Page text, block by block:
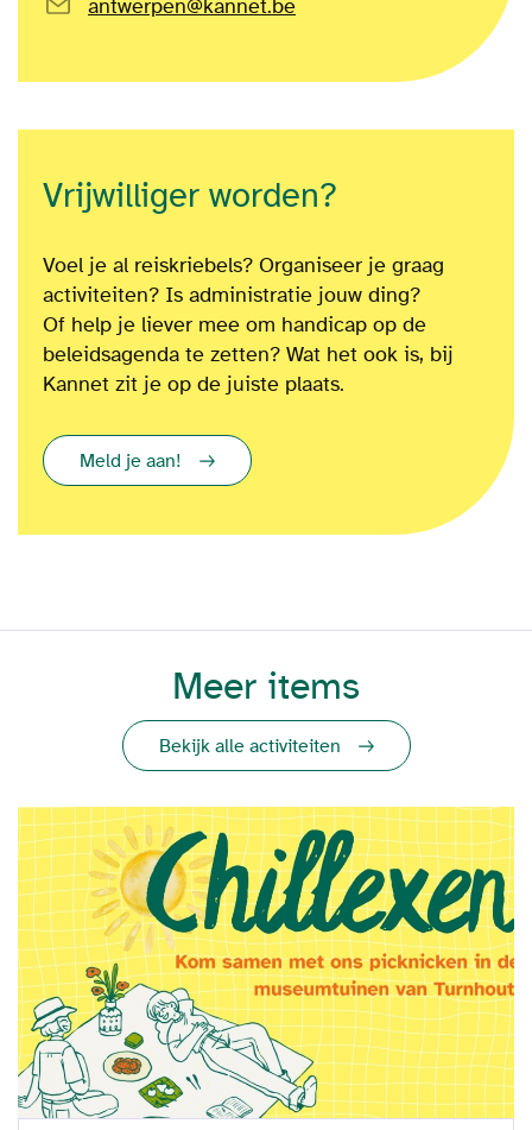
antwerpen@kannet.be
Vrijwilliger worden?
Voel je al reiskriebels? Organiseer je graag
activiteiten? Is administratie jouw ding?
Of help je liever mee om handicap op de
beleidsagenda te zetten? Wat het ook is, bij
Kannet zit je op de juiste plaats.
Meld je aan!
Meer items
Bekijk alle activiteiten